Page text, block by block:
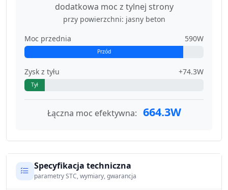
dodatkowa moc z tylnej strony
przy powierzchni: jasny beton
Moc przednia
590W
Przód
Zysk z tyłu +74.3W
Tył
Łączna moc efektywna: 664.3W
Specyfikacja techniczna
parametry STC, wymiary, gwarancja